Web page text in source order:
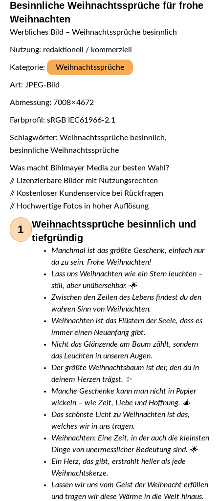
Besinnliche Weihnachtssprüche für frohe
Weihnachten
Werbliches Bild – Weihnachtssprüche besinnlich
Nutzung: redaktionell / kommerziell
Kategorie: Weihnachtssprüche
Art: JPEG-Bild
Abmessung: 7008 × 4672
Farbprofil: sRGB IEC61966-2.1
Schlagwörter: Weihnachtssprüche besinnlich,
besinnliche Weihnachtssprüche
Was macht Bihlmayer Media zur besten Wahl?
// Lizenzierbare Bilder mit Nutzungsrechten
// Kostenloser Kundenservice bei Rückfragen
// Hochwertige Fotos in hoher Auflösung
1
Weihnachtssprüche besinnlich und
tiefgründig
Manchmal ist das größte Geschenk, einfach nur
da zu sein. Frohe Weihnachten!
Lass uns Weihnachten wie ein Stern leuchten –
still, aber unübersehbar. 🌟
Zwischen den Zeilen des Lebens findest du den
wahren Sinn von Weihnachten.
Weihnachten ist das Flüstern der Seele, dass es
immer einen Neuanfang gibt.
Nicht das Glänzende am Baum zählt, sondern
das Leuchten in unseren Augen.
Der größte Weihnachtsbaum ist der, den du in
deinem Herzen trägst. ✨
Manche Geschenke kann man nicht in Papier
wickeln – wie Zeit, Liebe und Hoffnung. 🎄
Das schönste Licht zu Weihnachten ist das,
welches wir in uns tragen.
Weihnachten: Eine Zeit, in der auch die kleinsten
Dinge von unermesslicher Bedeutung sind. 🌟
Ein Herz, das gibt, erstrahlt heller als jede
Weihnachtskerze.
Lassen wir uns vom Geist der Weihnacht erfüllen
und tragen wir diese Wärme in die Welt hinaus.